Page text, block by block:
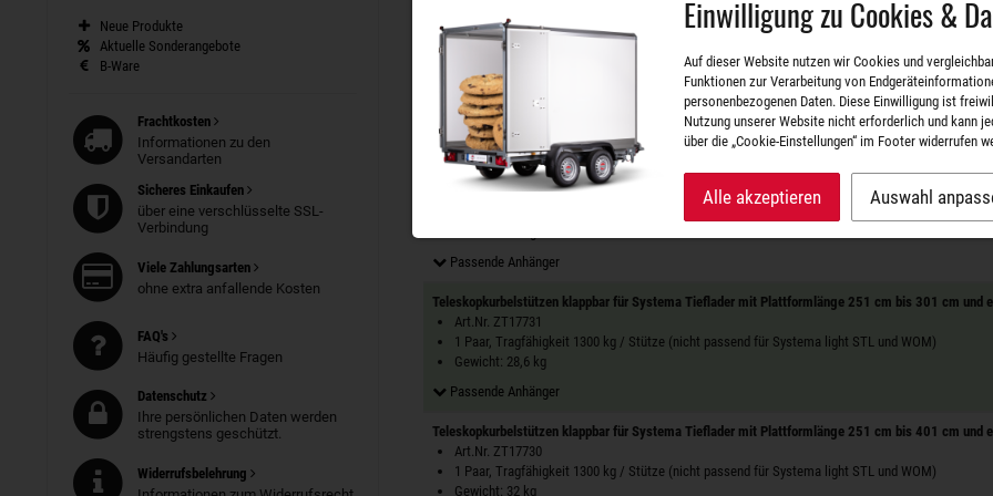
Teleskopkurbelstützenset (1 Paar), klappbar für FHDK/SHDK
1 Paar, Tragfähigkeit 1300 kg / Stütze
Gewicht: 18,6 kg
Passende Anhänger
Teleskopkurbelstützen für Rückwartskipper Rocko S
Art.Nr. ZT171798
Passende Anhänger
Teleskopkurbelstützen klappbar für Systema Tieflader mit Plattformlänge 251 cm bis 301 cm und
Art.Nr. ZT17731
1 Paar, Tragfähigkeit 1300 kg / Stütze (nicht passend für Systema light STL und WOM)
Gewicht: 28,6 kg
Passende Anhänger
Teleskopkurbelstützen klappbar für Systema Tieflader mit Plattformlänge 251 cm bis 401 cm und
Art.Nr. ZT17730
1 Paar, Tragfähigkeit 1300 kg / Stütze (nicht passend für Systema light STL und WOM)
Gewicht: 32 kg
Neue Produkte
Aktuelle Sonderangebote
B-Ware
Frachtkosten
Informationen zu den
Versandarten
Sicheres Einkaufen
über eine verschlüsselte SSL-
Verbindung
Viele Zahlungsarten
ohne extra anfallende Kosten
FAQ's
Häufig gestellte Fragen
Datenschutz
Ihre persönlichen Daten werden
strengstens geschützt.
Widerrufsbelehrung
Einwilligung zu Cookies &
Auf dieser Website nutzen wir Cookies und
Funktionen zur Verarbeitung von
personenbezogenen Daten. Diese Einwilligung ist
Nutzung unserer Website nicht erforderlich und kann
über die „Cookie-Einstellungen“ im Footer widerrufen
Alle akzeptieren Auswahl